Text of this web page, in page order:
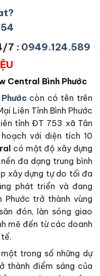
7 : 0949.124.589
Central Bình Phước
còn có tên trên
Liên Tỉnh Bình Phước
tỉnh ĐT 753 xã Tân
với diện tích 10
có mật độ xây dựng
đa dạng trung bình
xây dựng tự do tối đa
phát triển và đang
Phước trở thành vùng
đón, làn sóng giao
mẽ đến từ các doanh
một trong số những dự
thành điểm sáng của